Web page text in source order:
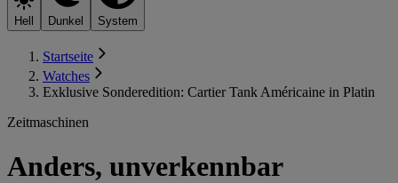
Hell Dunkel System
Startseite
Watches
Exklusive Sonderedition: Cartier Tank Américaine in Platin
Zeitmaschinen
Anders, unverkennbar